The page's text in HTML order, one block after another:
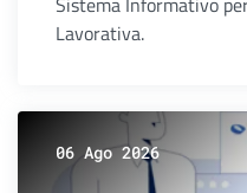
Lavorativa.
06 Ago 2026